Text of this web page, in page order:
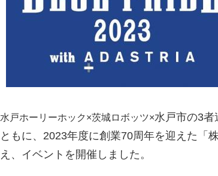
水戸ホーリーホック×茨城ロボッツ×水戸市の3者
ともに、2023年度に創業70周年を迎えた「
え、イベントを開催しました。